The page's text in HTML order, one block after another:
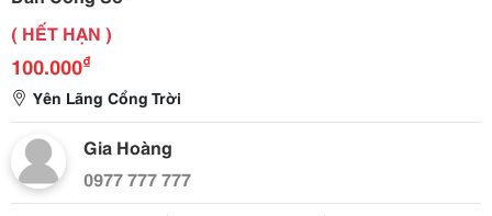
( HẾT HẠN )
100.000₫
Yên Lãng Cổng Trời
Gia Hoàng
0977 777 777